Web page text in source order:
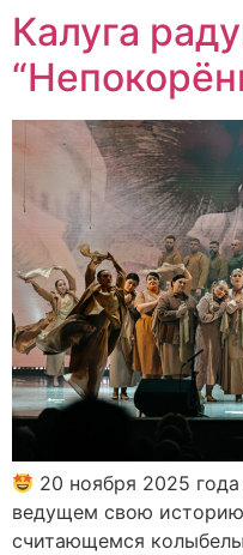
Калуга
20 ноября 2025
ведущем свою историю
считающемся